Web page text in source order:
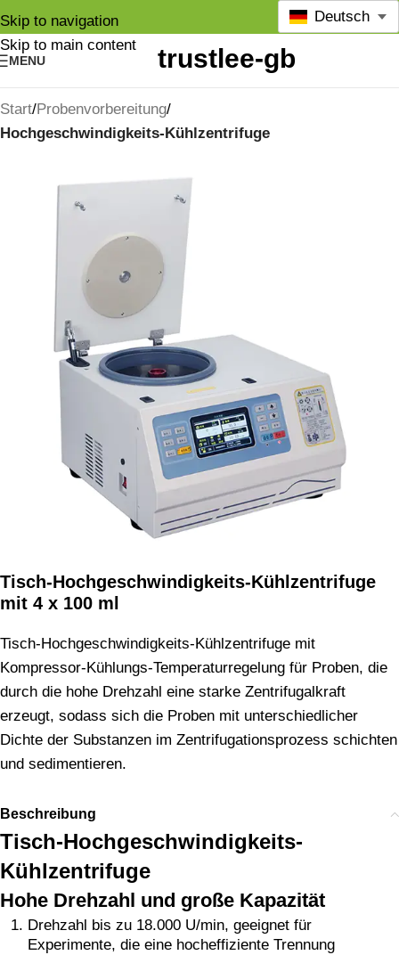
Skip to navigation
Skip to main content
MENU
Deutsch
Start Probenvorbereitung
Hochgeschwindigkeits-Kühlzentrifuge
Tisch-Hochgeschwindigkeits-Kühlzentrifuge
mit 4 x 100 ml
Tisch-Hochgeschwindigkeits-Kühlzentrifuge mit
Kompressor-Kühlungs-Temperaturregelung für Proben, die
durch die hohe Drehzahl eine starke Zentrifugalkraft
erzeugt, sodass sich die Proben mit unterschiedlicher
Dichte der Substanzen im Zentrifugationsprozess schichten
und sedimentieren.
Beschreibung
Tisch-Hochgeschwindigkeits-
Kühlzentrifuge
Hohe Drehzahl und große Kapazität
Drehzahl bis zu 18.000 U/min, geeignet für
Experimente, die eine hocheffiziente Trennung